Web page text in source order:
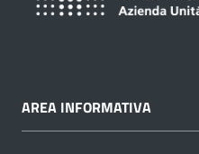
AREA INFORMATIVA